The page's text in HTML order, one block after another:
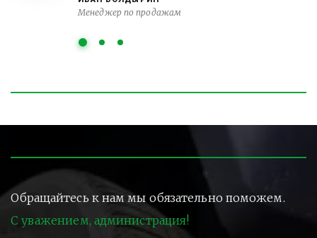
Менеджер по продажам
Обращайтесь к нам мы обязательно поможем.
С уважением, администрация!